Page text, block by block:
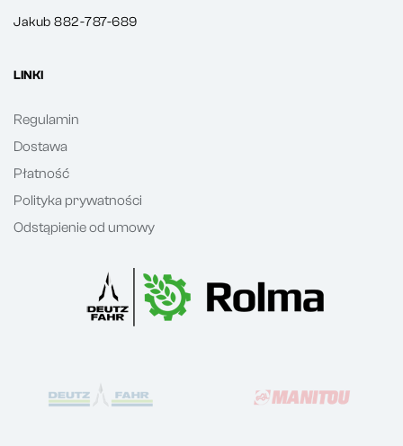
Jakub 882-787-689
LINKI
Regulamin
Dostawa
Płatność
Polityka prywatności
Odstąpienie od umowy